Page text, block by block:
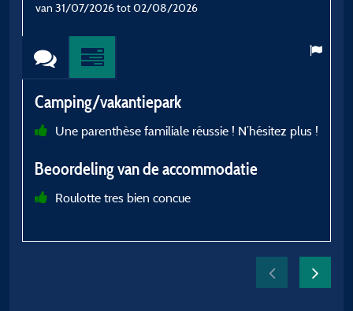
van 31/07/2026 tot 02/08/2026
Camping/vakantiepark
Une parenthèse familiale réussie ! N’hésitez plus !
Beoordeling van de accommodatie
Roulotte tres bien concue